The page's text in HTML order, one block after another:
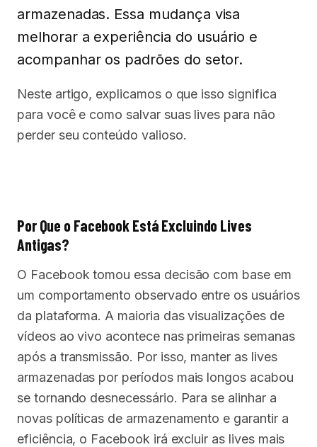
armazenadas. Essa mudança visa
melhorar a experiência do usuário e
acompanhar os padrões do setor.
Neste artigo, explicamos o que isso significa
para você e como salvar suas lives para não
perder seu conteúdo valioso.
Por Que o Facebook Está Excluindo Lives
Antigas?
O Facebook tomou essa decisão com base em
um comportamento observado entre os usuários
da plataforma. A maioria das visualizações de
vídeos ao vivo acontece nas primeiras semanas
após a transmissão. Por isso, manter as lives
armazenadas por períodos mais longos acabou
se tornando desnecessário. Para se alinhar a
novas políticas de armazenamento e garantir a
eficiência, o Facebook irá excluir as lives mais